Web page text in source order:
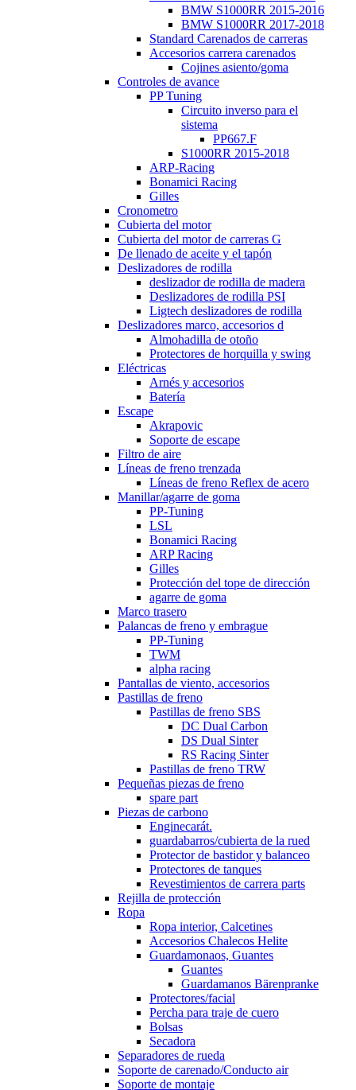
BMW S1000RR 2015-2016
BMW S1000RR 2017-2018
Standard Carenados de carreras
Accesorios carrera carenados
Cojines asiento/goma
Controles de avance
PP Tuning
Circuito inverso para el
sistema
PP667.F
S1000RR 2015-2018
ARP-Racing
Bonamici Racing
Gilles
Cronometro
Cubierta del motor
Cubierta del motor de carreras G
De llenado de aceite y el tapón
Deslizadores de rodilla
deslizador de rodilla de madera
Deslizadores de rodilla PSI
Ligtech deslizadores de rodilla
Deslizadores marco, accesorios d
Almohadilla de otoño
Protectores de horquilla y swing
Eléctricas
Arnés y accesorios
Batería
Escape
Akrapovic
Soporte de escape
Filtro de aire
Líneas de freno trenzada
Líneas de freno Reflex de acero
Manillar/agarre de goma
PP-Tuning
LSL
Bonamici Racing
ARP Racing
Gilles
Protección del tope de dirección
agarre de goma
Marco trasero
Palancas de freno y embrague
PP-Tuning
TWM
alpha racing
Pantallas de viento, accesorios
Pastillas de freno
Pastillas de freno SBS
DC Dual Carbon
DS Dual Sinter
RS Racing Sinter
Pastillas de freno TRW
Pequeñas piezas de freno
spare part
Piezas de carbono
Enginecarát.
guardabarros/cubierta de la rued
Protector de bastidor y balanceo
Protectores de tanques
Revestimientos de carrera parts
Rejilla de protección
Ropa
Ropa interior, Calcetines
Accesorios Chalecos Helite
Guardamonaos, Guantes
Guantes
Guardamanos Bärenpranke
Protectores/facial
Percha para traje de cuero
Bolsas
Secadora
Separadores de rueda
Soporte de carenado/Conducto air
Soporte de montaje